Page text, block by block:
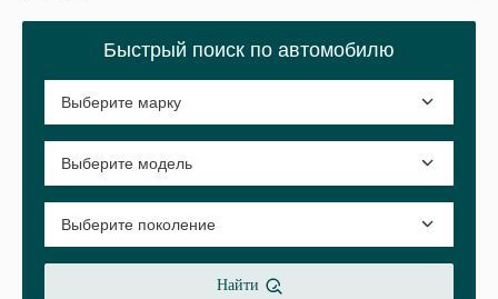
Быстрый поиск по автомобилю
Найти